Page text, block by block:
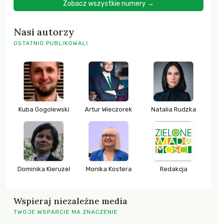
Zobacz wszystkie numery →
Nasi autorzy
OSTATNIO PUBLIKOWALI
Kuba Gogolewski Artur Wieczorek Natalia Rudzka
Dominika Kieruzel Monika Kostera Redakcja
Wspieraj niezależne media
TWOJE WSPARCIE MA ZNACZENIE